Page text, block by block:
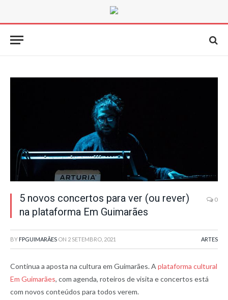
5 novos concertos para ver (ou rever)
na plataforma Em Guimarães
0
BY FPGUIMARÃES ON 2 SETEMBRO, 2021 ARTES
Continua a aposta na cultura em Guimarães. A plataforma cultural
Em Guimarães, com agenda, roteiros de visita e concertos está
com novos conteúdos para todos verem.